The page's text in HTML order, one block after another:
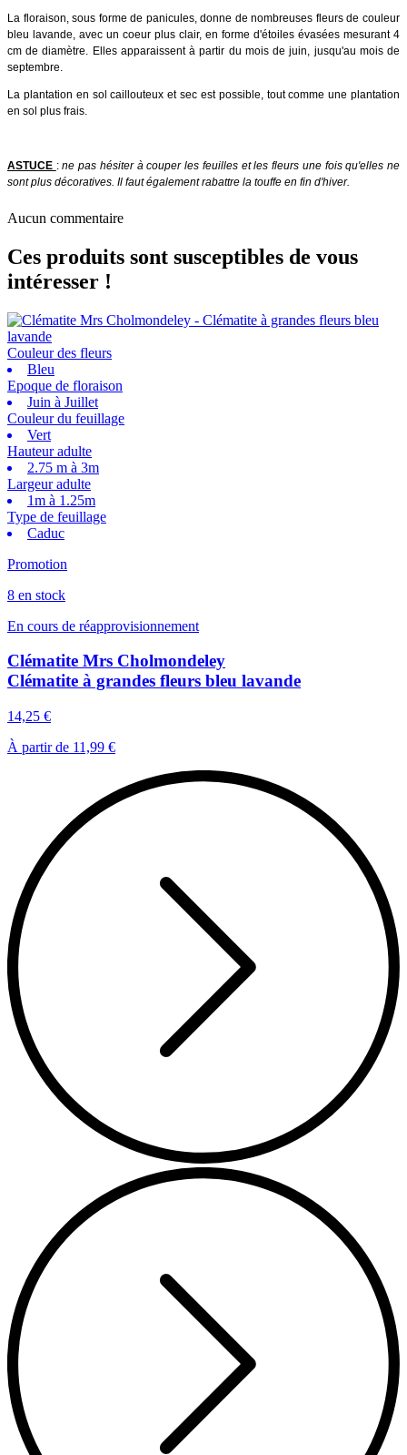
La floraison, sous forme de panicules, donne de nombreuses fleurs de couleur
bleu lavande, avec un coeur plus clair, en forme d'étoiles évasées mesurant 4
cm de diamètre. Elles apparaissent à partir du mois de juin, jusqu'au mois de
septembre.
La plantation en sol caillouteux et sec est possible, tout comme une plantation
en sol plus frais.
ASTUCE :ne pas hésiter à couper les feuilles et les fleurs une fois qu'elles ne
sont plus décoratives. Il faut également rabattre la touffe en fin d'hiver.
Aucun commentaire
Ces produits sont susceptibles de vous
intéresser !
Couleur des fleurs
Bleu
Epoque de floraison
Juin à Juillet
Couleur du feuillage
Vert
Hauteur adulte
2.75 m à 3m
Largeur adulte
1m à 1.25m
Type de feuillage
Caduc
Promotion
8 en stock
En cours de réapprovisionnement
Clématite Mrs Cholmondeley
Clématite à grandes fleurs bleu lavande
14,25 €
À partir de 11,99 €